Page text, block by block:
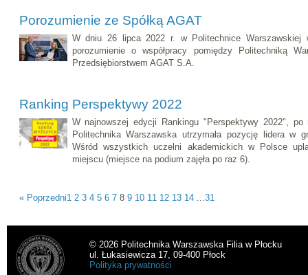
Porozumienie ze Spółką AGAT
W dniu 26 lipca 2022 r. w Politechnice Warszawskiej
porozumienie o współpracy pomiędzy Politechniką
Przedsiębiorstwem AGAT S.A.
Ranking Perspektywy 2022
W najnowszej edycji Rankingu "Perspektywy 2022",
Politechnika Warszawska utrzymała pozycję lidera w
Wśród wszystkich uczelni akademickich w Polsce
miejscu (miejsce na podium zajęła po raz 6).
« Poprzedni1 2 3 4 5 6 7 8 9 10 11 12 13 14 ...31
© 2026 Politechnika Warszawska Filia w Płocku
ul. Łukasiewicza 17, 09-400 Płock
Polityka prywatności